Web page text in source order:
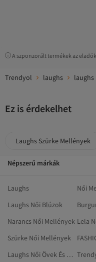
A szponzorált termékek az
Trendyol laughs laughs
Ez is érdekelhet
Laughs Szürke Mellények
Népszerű márkák
Laughs Női
Laughs Női Blúzok
Narancs Női Mellények Lela
Szürke Női Mellények
Laughs Női Övek És Nadrágtartók